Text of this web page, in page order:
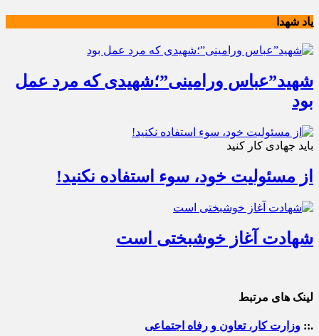
یاد شهدا
شهید”عباس ورامینی”؛شهیدی که مرد عمل
بود
باید جهادی کار کنید
از مسئولیت خود، سوء استفاده نکنید!
شهادت آغاز خوشبختی است
لینک های مرتبط
.:: وزارت کار، تعاون و رفاه اجتماعی